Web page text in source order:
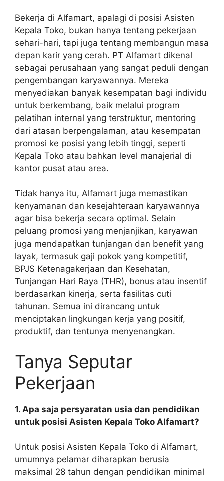
Bekerja di Alfamart, apalagi di posisi Asisten
Kepala Toko, bukan hanya tentang pekerjaan
sehari-hari, tapi juga tentang membangun masa
depan karir yang cerah. PT Alfamart dikenal
sebagai perusahaan yang sangat peduli dengan
pengembangan karyawannya. Mereka
menyediakan banyak kesempatan bagi individu
untuk berkembang, baik melalui program
pelatihan internal yang terstruktur, mentoring
dari atasan berpengalaman, atau kesempatan
promosi ke posisi yang lebih tinggi, seperti
Kepala Toko atau bahkan level manajerial di
kantor pusat atau area.
Tidak hanya itu, Alfamart juga memastikan
kenyamanan dan kesejahteraan karyawannya
agar bisa bekerja secara optimal. Selain
peluang promosi yang menjanjikan, karyawan
juga mendapatkan tunjangan dan benefit yang
layak, termasuk gaji pokok yang kompetitif,
BPJS Ketenagakerjaan dan Kesehatan,
Tunjangan Hari Raya (THR), bonus atau insentif
berdasarkan kinerja, serta fasilitas cuti
tahunan. Semua ini dirancang untuk
menciptakan lingkungan kerja yang positif,
produktif, dan tentunya menyenangkan.
Tanya Seputar
Pekerjaan
1. Apa saja persyaratan usia dan pendidikan
untuk posisi Asisten Kepala Toko Alfamart?
Untuk posisi Asisten Kepala Toko di Alfamart,
umumnya pelamar diharapkan berusia
maksimal 28 tahun dengan pendidikan minimal